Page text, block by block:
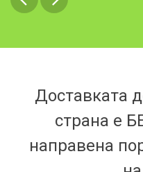
Доставката
страна е
направена